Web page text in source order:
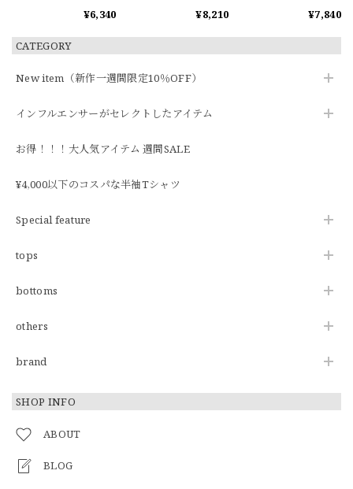
CATEGORY
New item（新作一週間限定10％OFF）
インフルエンサーがセレクトしたアイテム
お得！！！大人気アイテム 週間SALE
¥4,000以下のコスパな半袖Tシャツ
Special feature
tops
bottoms
others
brand
SHOP INFO
ABOUT
BLOG
¥6,340 ¥8,210 ¥7,840